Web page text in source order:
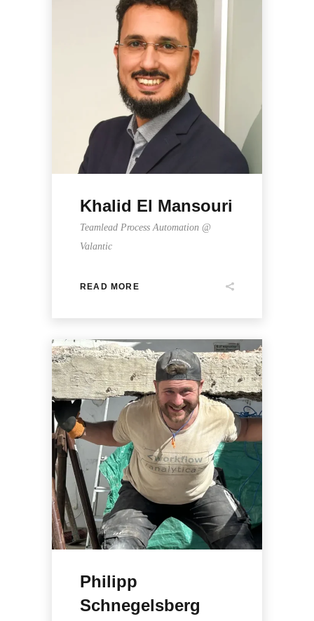
Khalid El Mansouri
Teamlead Process Automation @
Valantic
READ MORE
Philipp
Schnegelsberg